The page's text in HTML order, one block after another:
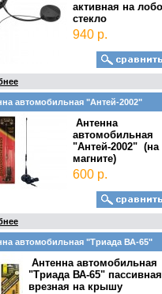
активная на
стекло
940 р.
автомобильная "Антей-2002"
Антенна
автомобильная
"Антей-2002" (на
магните)
600 р.
автомобильная "Триада ВА-65"
Антенна автомобильная
"Триада ВА-65"
врезная на крышу